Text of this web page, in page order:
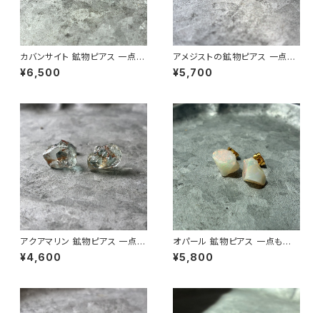
カバンサイト 鉱物ピアス 一点も
の 原石 天然石 金属アレルギー
対応 ハンドメイド アクセサリー
¥6,500
アメジストの鉱物ピアス 一点も
の 原石 天然石 金属アレルギー
対応 ハンドメイド アクセサリー
¥5,700
アクアマリン 鉱物ピアス 一点も
の 原石 天然石 金属アレルギー
対応 ハンドメイド アクセサリー
¥4,600
オパール 鉱物ピアス 一点もの
原石 天然石 金属アレルギー対
応 ハンドメイド アクセサリー パ
¥5,800